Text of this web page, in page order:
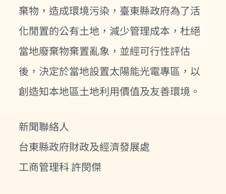
棄物，造成環境污染，臺東縣政府為了活
化閒置的公有土地，減少管理成本，杜絕
當地廢棄物棄置亂象，並經可行性評估
後，決定於當地設置太陽能光電專區，以
創造知本地區土地利用價值及友善環境。
新聞聯絡人
台東縣政府財政及經濟發展處
工商管理科 許閔傑